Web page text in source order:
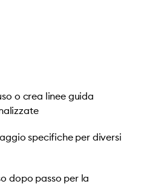
o crea linee guida
specifiche per diversi
dopo passo per la